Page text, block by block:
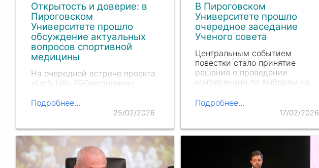
Открытость и доверие: в
Пироговском
Университете прошло
обсуждение актуальных
вопросов спортивной
медицины
На очередной встрече проекта
«Let’s talk: PROмедицина»
ученые высказали мнения по
актуальным вопросам
медицины.
Подробнее...
25/02/2026
В Пироговском
Университете прошло
очередное заседание
Ученого совета
Центральным событием
повестки стало принятие
решения о проведении
конференции по выборам на
Пироговского Университета и
об избрании делегатов
утверждение норм
Подробнее...
17/02/2026